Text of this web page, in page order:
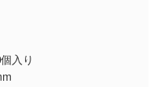
いたいキャラク
しく見る
入り